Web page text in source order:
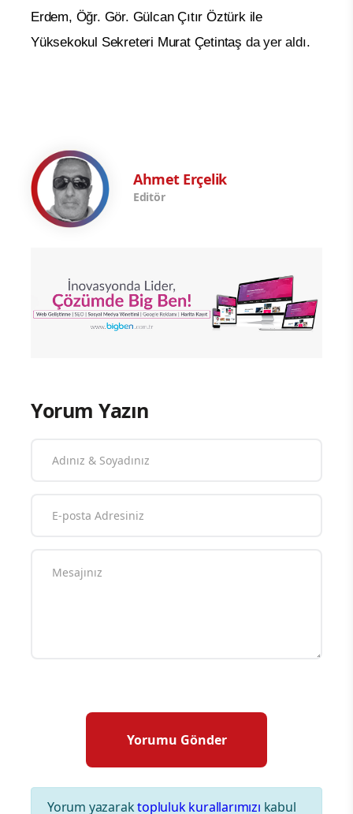
Erdem, Öğr. Gör. Gülcan Çıtır Öztürk ile
Yüksekokul Sekreteri Murat Çetintaş da yer aldı.
Ahmet Erçelik
Editör
Yorum Yazın
Yorum yazaraktopluluk kurallarımızı kabul